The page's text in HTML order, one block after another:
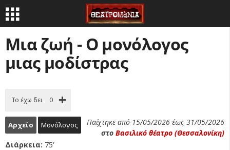
Μια ζωή - Ο μονόλογος
μιας μοδίστρας
Το έχω δει 0
Αρχείο Μονόλογος
Παίχτηκε από 15/05/2026 έως 31/05/2026
στο Βασιλικό θέατρο (Θεσσαλονίκη)
Διάρκεια: 75'